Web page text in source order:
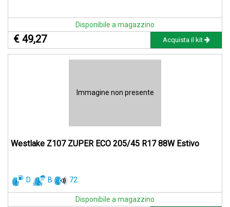
Disponibile a magazzino
€ 49,27 Acquista il kit
Immagine non presente
Westlake Z107 ZUPER ECO 205/45 R17 88W Estivo
D B 72
Disponibile a magazzino